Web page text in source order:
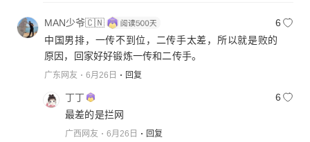
MAN少爷🇨🇳
6
中国男排，一传不到位，二传手太差，所以就是败的
原因，回家好好锻炼一传和二传手。
广东网友 6月26日 回复
丁丁
6
最差的是拦网
广西网友 6月26日 回复